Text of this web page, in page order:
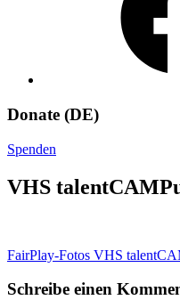
Donate (DE)
Spenden
VHS
Beitragsnavigation
FairPlay-Fotos VHS
Schreibe einen